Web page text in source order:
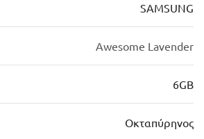
SAMSUNG
Awesome Lavender
6GB
Οκταπύρηνος